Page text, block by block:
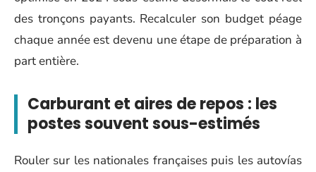
des tronçons payants. Recalculer son budget péage
chaque année est devenu une étape de préparation à
part entière.
Carburant et aires de repos : les
postes souvent sous-estimés
Rouler sur les nationales françaises puis les autovías